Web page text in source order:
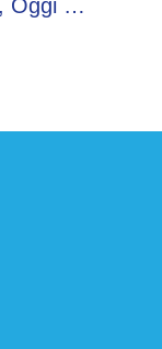
Mondiali, Oggi Marocco-Haiti – Diretta